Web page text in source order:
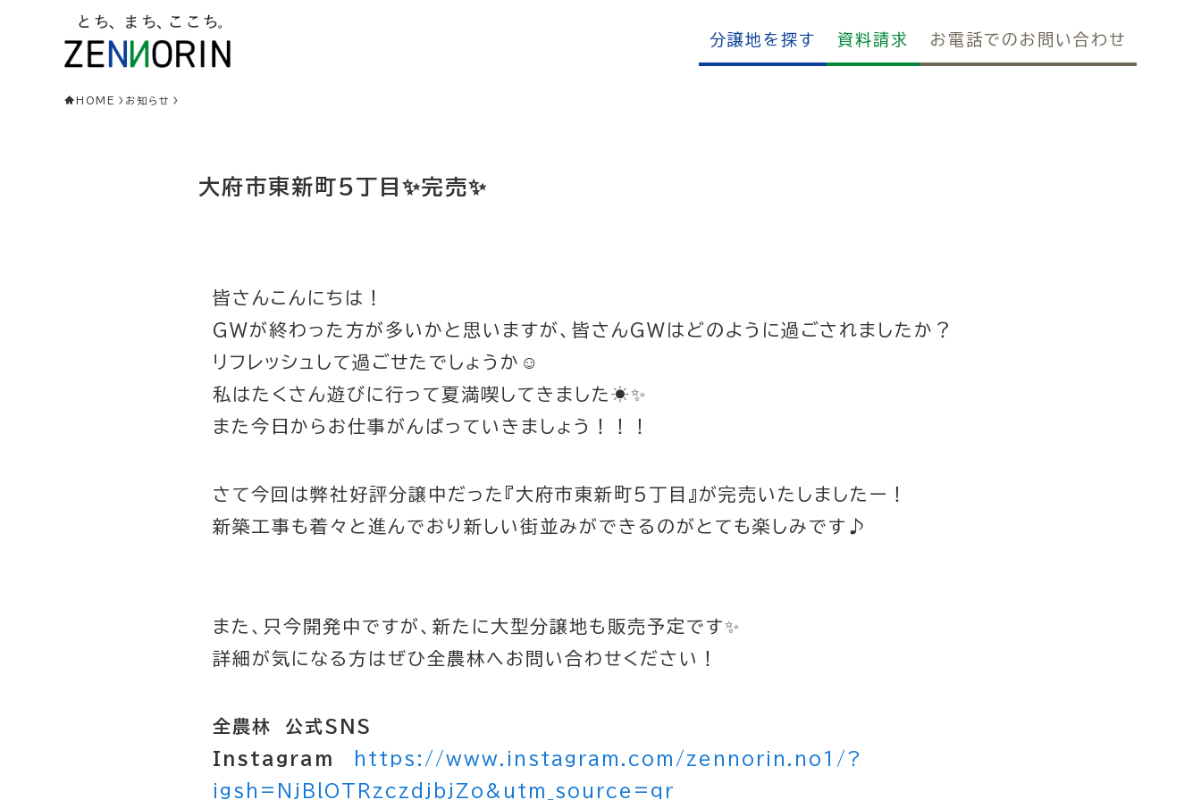
分譲地を探す 資料請求 お電話でのお問い合わせ
HOME お知らせ
大府市東新町5丁目✨完売✨
皆さんこんにちは！
GWが終わった方が多いかと思いますが、皆さんGWはどのように過ごされましたか？
リフレッシュして過ごせたでしょうか☺️
私はたくさん遊びに行って夏満喫してきました☀️✨
また今日からお仕事がんばっていきましょう！！！
さて今回は弊社好評分譲中だった『大府市東新町5丁目』が完売いたしましたー！
新築工事も着々と進んでおり新しい街並みができるのがとても楽しみです♪
また、只今開発中ですが、新たに大型分譲地も販売予定です✨
詳細が気になる方はぜひ全農林へお問い合わせください！
全農林 公式SNS
Instagram
https://www.instagram.com/zennorin.no1/?
igsh=NjBlOTRzczdjbjZo&utm_source=qr